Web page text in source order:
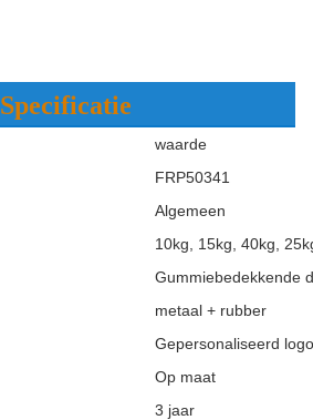
Specificatie
waarde
FRP50341
Algemeen
10kg, 15kg, 40kg,
Gummiebedekkende
metaal + rubber
Gepersonaliseerd
Op maat
3 jaar